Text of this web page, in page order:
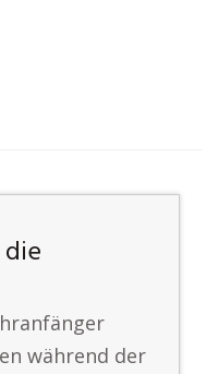
während der